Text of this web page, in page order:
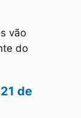
vão
do
de